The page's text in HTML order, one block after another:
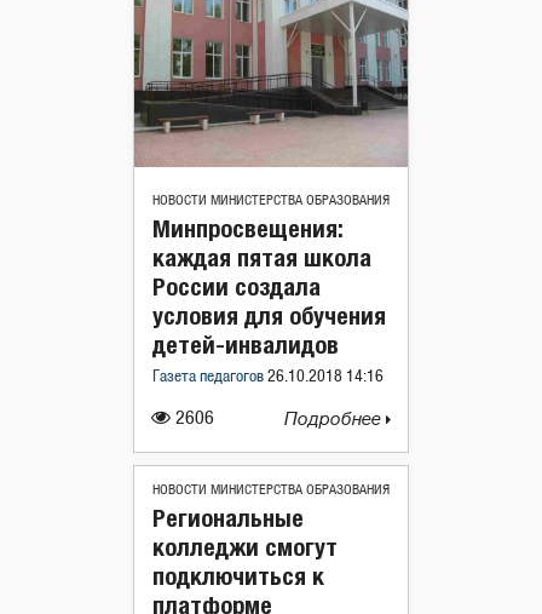
НОВОСТИ МИНИСТЕРСТВА ОБРАЗОВАНИЯ
2606
Минпросвещения:
каждая пятая школа
России создала
условия для обучения
детей-инвалидов
Газета педагогов 26.10.2018 14:16
Подробнее
НОВОСТИ МИНИСТЕРСТВА ОБРАЗОВАНИЯ
Региональные
колледжи смогут
подключиться к
платформе